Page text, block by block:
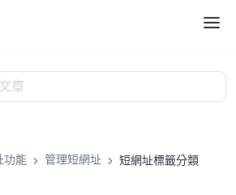
功能 管理短網址 短網址標籤分類